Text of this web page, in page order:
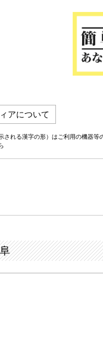
アについて
れる漢字の形）はご利用の機器等